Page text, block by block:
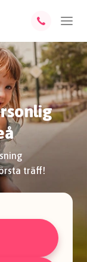
träff!